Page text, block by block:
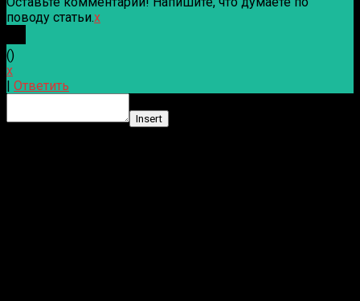
поводу статьи.x
()
x
Ответить
Insert